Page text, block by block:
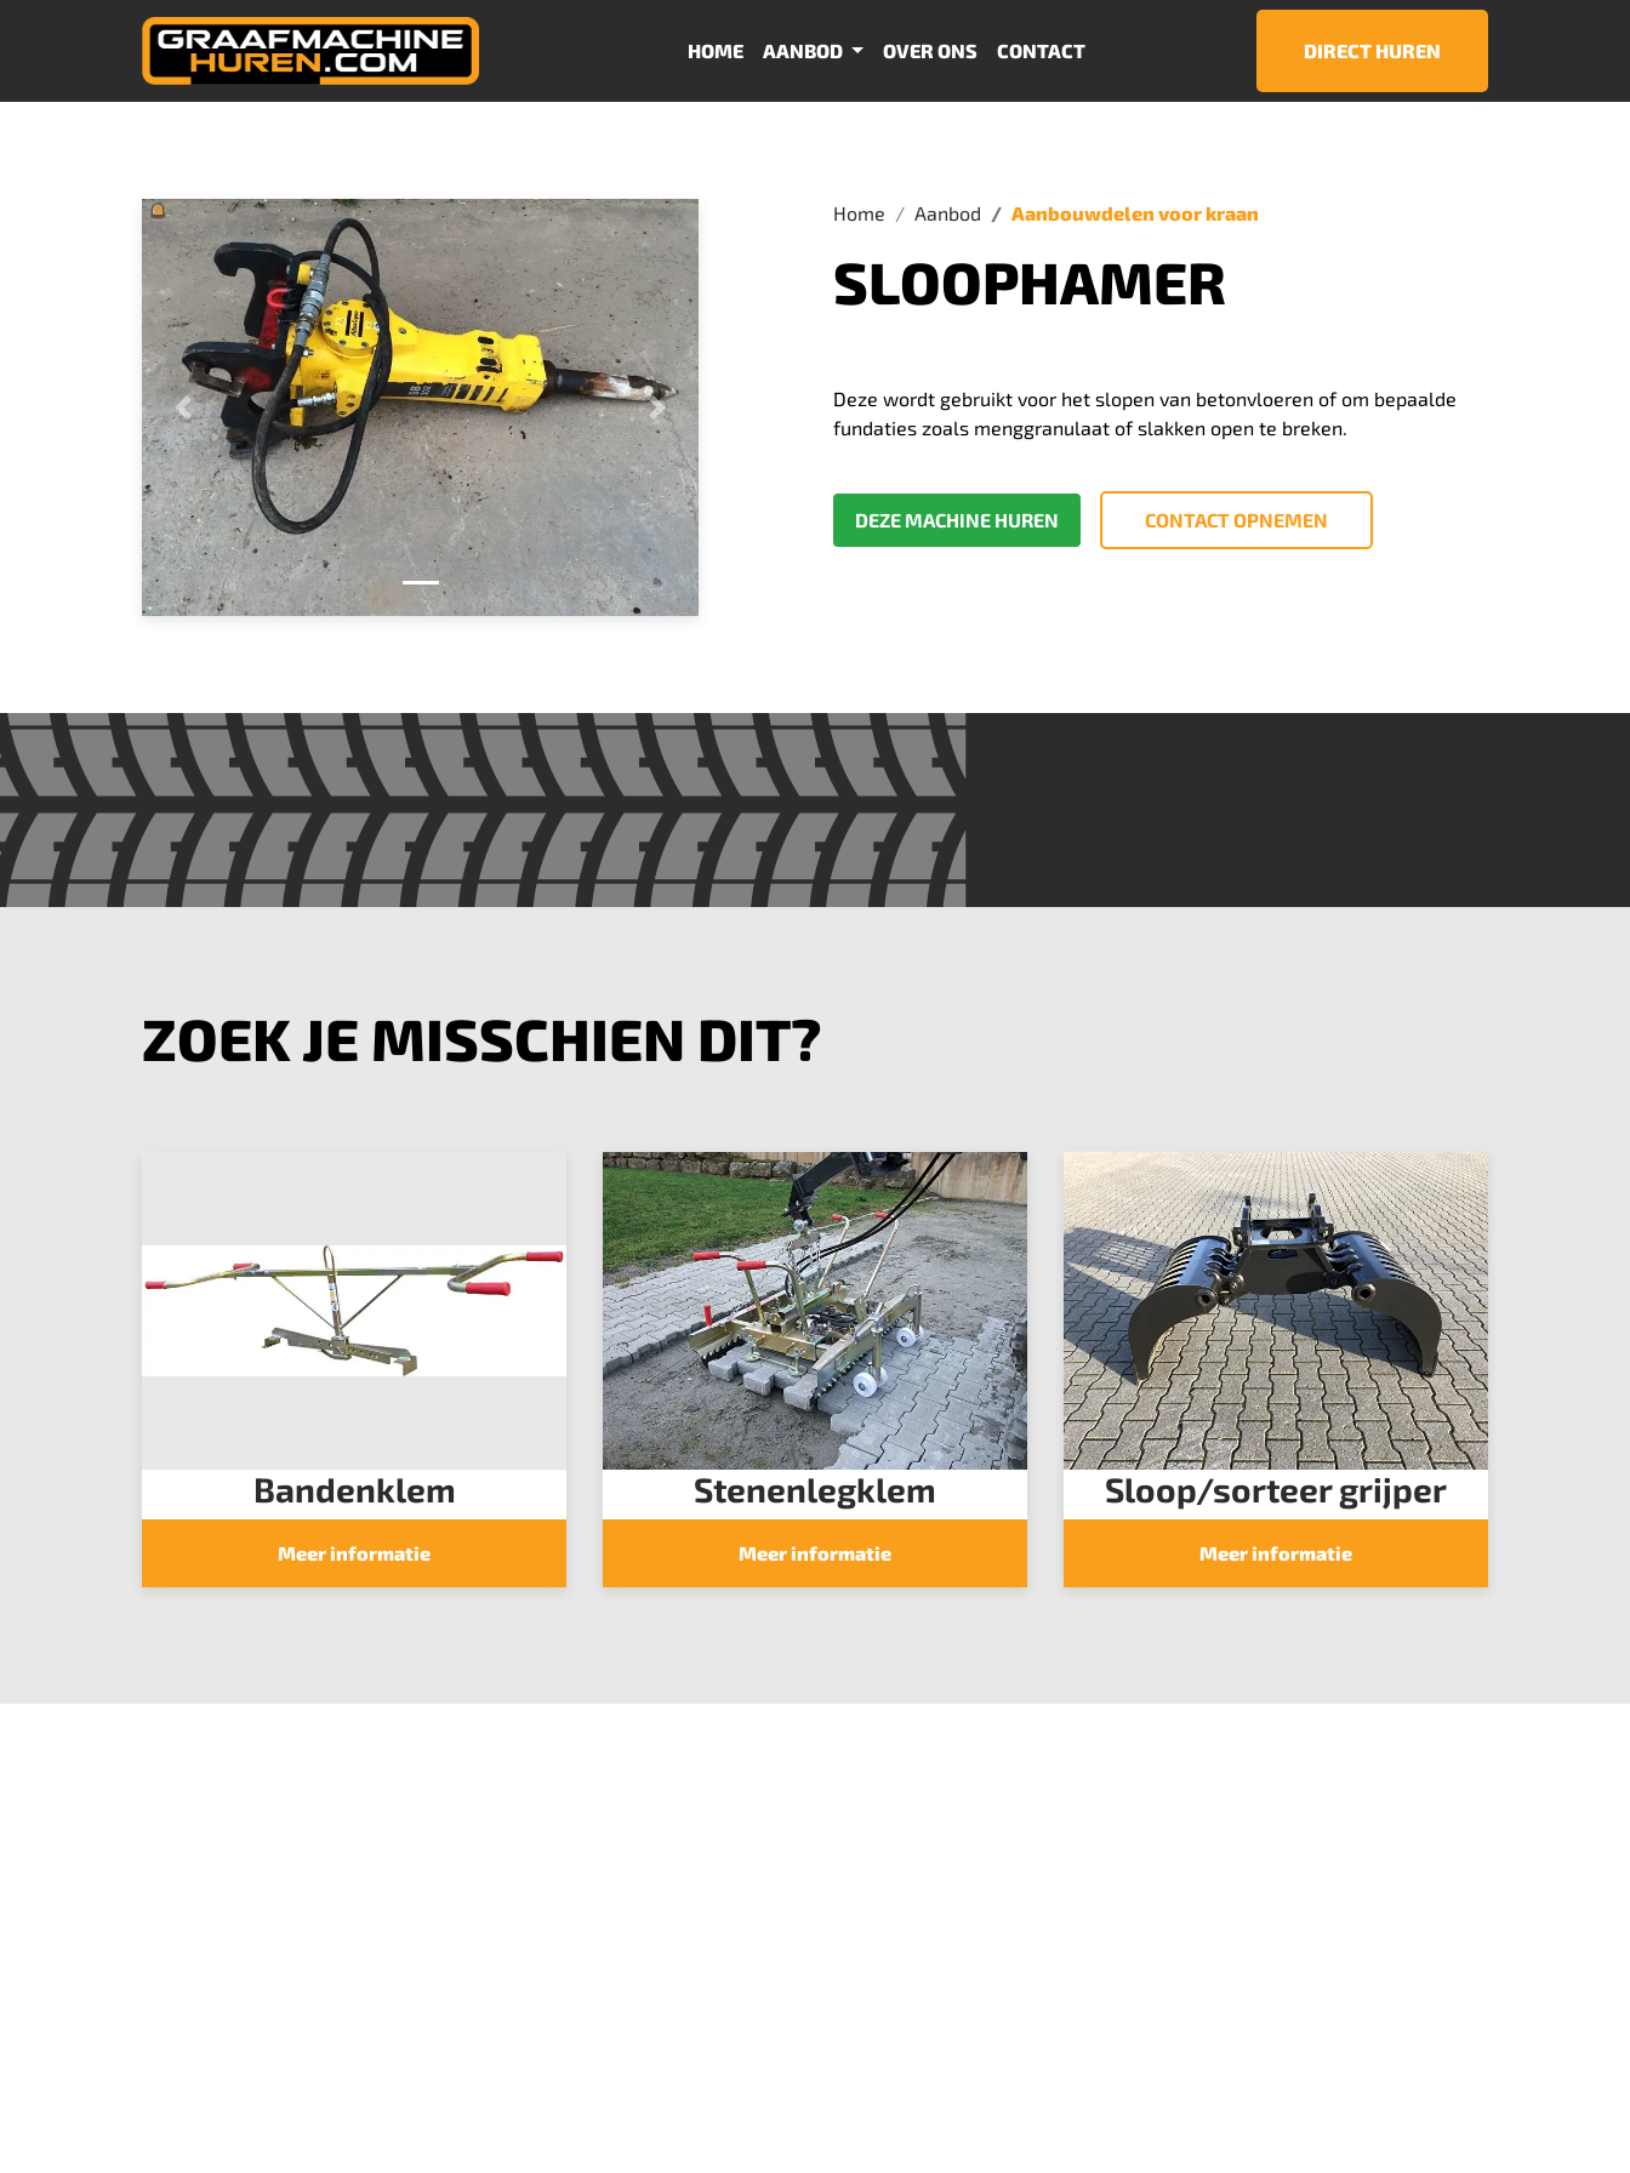
HOME
AANBOD OVER ONS CONTACT DIRECT HUREN
Vorige Volgende
Home Aanbod Aanbouwdelen voor kraan
SLOOPHAMER
Deze wordt gebruikt voor het slopen van betonvloeren of om bepaalde
fundaties zoals menggranulaat of slakken open te breken.
DEZE MACHINE HUREN CONTACT OPNEMEN
ZOEK JE MISSCHIEN DIT?
Bandenklem
Meer informatie
Stenenlegklem
Meer informatie
Sloop/sorteer grijper
Meer informatie